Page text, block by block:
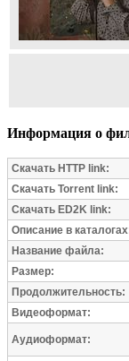
Информация о
Скачать HTTP link:
Скачать Torrent link:
Скачать ED2K link:
Описание в
Название файла:
Размер:
Продолжительность:
Видеоформат:
Аудиоформат: